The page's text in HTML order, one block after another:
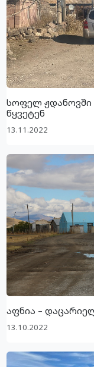
სოფელ ჟდანოვში
წყვეტენ
13.11.2022
აფნია –
13.10.2022